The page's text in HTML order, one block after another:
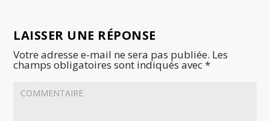
LAISSER UNE RÉPONSE
Votre adresse e-mail ne sera pas publiée. Les
champs obligatoires sont indiqués avec*